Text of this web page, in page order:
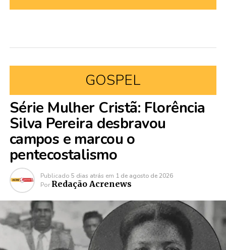
GOSPEL
Série Mulher Cristã: Florência
Silva Pereira desbravou
campos e marcou o
pentecostalismo
Publicado 5 dias atrás em 1 de agosto de 2026
Por Redação Acrenews